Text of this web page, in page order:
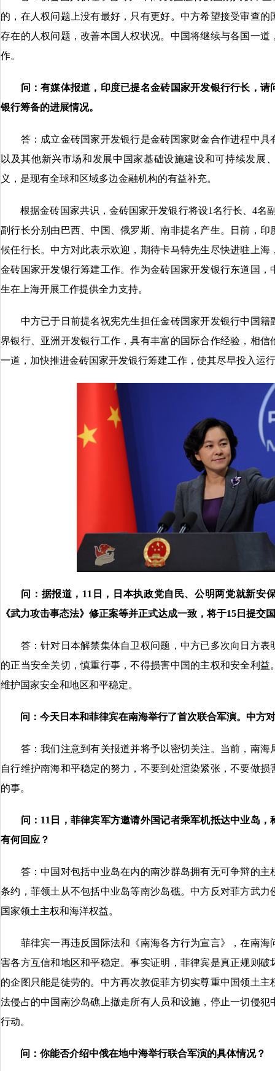
的，在人权问题上没有最好，只有更好。中方希望接受审查
存在的人权问题，改善本国人权状况。中国将继续与各国一
作。
问：有媒体报道，印度已提名金砖国家开发银行行长，请
银行筹备的进展情况。
答：成立金砖国家开发银行是金砖国家财金合作进程中具
以及其他新兴市场和发展中国家基础设施建设和可持续发展
义，是现有全球和区域多边金融机构的有益补充。
根据金砖国家共识，金砖国家开发银行将设1名行长、4名
副行长分别由巴西、中国、俄罗斯、南非提名产生。日前，
候任行长。中方对此表示欢迎，期待卡马特先生尽快进驻上
金砖国家开发银行筹建工作。作为金砖国家开发银行东道国
生在上海开展工作提供全力支持。
中方已于日前提名祝宪先生担任金砖国家开发银行中国籍
界银行、亚洲开发银行工作，具有丰富的国际合作经验，相
一道，加快推进金砖国家开发银行筹建工作，使其尽早投入运
问： 据报道，11日，日本执政党自民、公明两党就新安
《武力攻击事态法》修正案等并正式达成一致 ，将于15日提交
答：针对日本解禁集体自卫权问题，中方已多次向日方表
的正当安全关切，慎重行事，不得损害中国的主权和安全利
维护国家安全和地区和平稳定。
问：今天日本和菲律宾在南海举行了首次联合军演。中方
答：我们注意到有关报道并将予以密切关注。当前，南海
自行维护南海和平稳定的努力，不要到处渲染紧张，不要做
的事。
问：11日，菲律宾军方邀请外国记者乘军机抵达中业岛
有何回应？
答：中国对包括中业岛在内的南沙群岛拥有无可争辩的主
条约，菲领土从不包括中业岛等南沙岛礁。中方反对菲方武
国家领土主权和海洋权益。
菲律宾一再违反国际法和《南海各方行为宣言》，在南海
害各方互信和地区和平稳定。事实证明，菲律宾是真正规则
的企图只能是徒劳的。中方再次敦促菲方切实尊重中国领土
法侵占的中国南沙岛礁上撤走所有人员和设施，停止一切侵
行动。
问：你能否介绍中俄在地中海举行联合军演的具体情况？